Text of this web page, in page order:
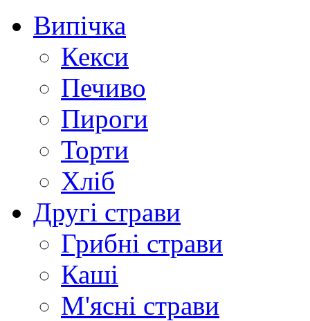
Випічка
Кекси
Печиво
Пироги
Торти
Хліб
Другі страви
Грибні страви
Каші
М'ясні страви